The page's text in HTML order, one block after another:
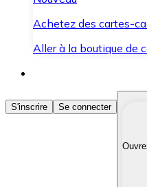
Achetez des cartes-
Aller à la boutique de
Acheter des
Achetez les
Convertissez vos
S'inscrire Se connecter